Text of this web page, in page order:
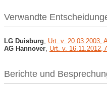
Verwandte
LG Duisburg
Urt. v. 20.03.2003,
AG Hannover Urt. v. 16.11.2012,
Berichte und